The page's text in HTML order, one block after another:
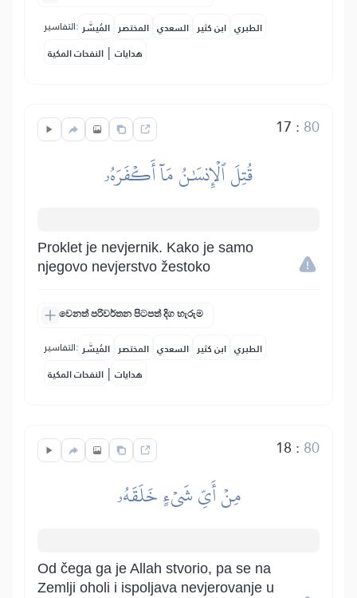
التفاسير: المُيسَّر المختصر السعدي ابن كثير الطبري
النفحات المكية | هدايات
17 : 80
قُتِلَ ٱلۡإِنسَٰنُ مَآ أَكۡفَرَهُۥ
Proklet je nevjernik. Kako je samo
njegovo nevjerstvo žestoko
වෙනත් පරිවර්තන පිටපත් දිග හැරුම
التفاسير: المُيسَّر المختصر السعدي ابن كثير الطبري
النفحات المكية | هدايات
18 : 80
مِنۡ أَيِّ شَيۡءٍ خَلَقَهُۥ
Od čega ga je Allah stvorio, pa se na
Zemlji oholi i ispoljava nevjerovanje u